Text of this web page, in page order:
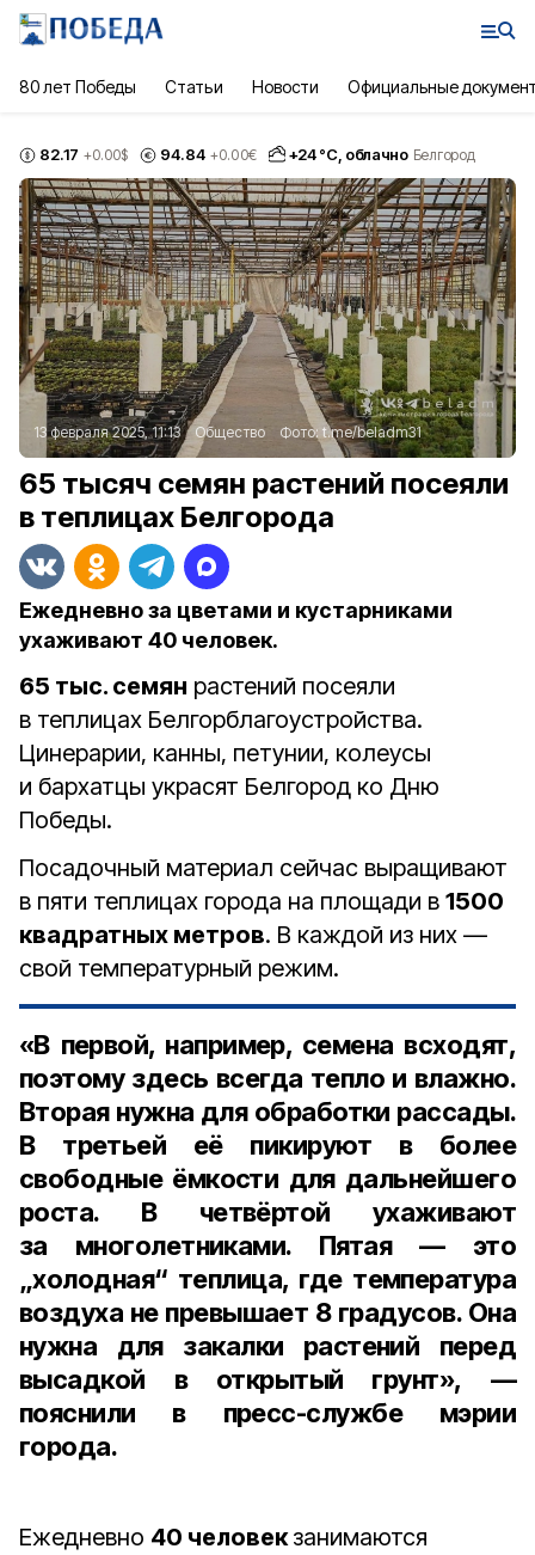
80 лет Победы Статьи Новости Официальные
82.17 +0.00$ 94.84 +0.00€ +24°С, облачно Белгород
13 февраля 2025, 11:13 Общество Фото: t.me/beladm31
65 тысяч семян растений посеяли
в теплицах Белгорода
Ежедневно за цветами и кустарниками
ухаживают 40 человек.
65 тыс. семян растений посеяли
в теплицах Белгорблагоустройства.
Цинерарии, канны, петунии, колеусы
и бархатцы украсят Белгород ко Дню
Победы.
Посадочный материал сейчас выращивают
в пяти теплицах города на площади в 1500
квадратных метров. В каждой из них —
свой температурный режим.
«В первой, например, семена всходят,
поэтому здесь всегда тепло и влажно.
Вторая нужна для обработки рассады.
В третьей её пикируют в более
свободные ёмкости для дальнейшего
роста. В четвёртой ухаживают
за многолетниками. Пятая — это
„холодная“ теплица, где температура
воздуха не превышает 8 градусов. Она
нужна для закалки растений перед
высадкой в открытый грунт», —
пояснили в пресс-службе мэрии
города.
Ежедневно 40 человекзанимаются